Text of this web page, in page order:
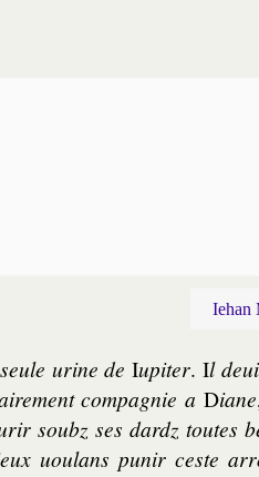
Iehan
urine de Iu­pi­ter. Il
com­pa­gnie a Diane
soubz ses dardz toutes
uou­lans pu­nir ceste